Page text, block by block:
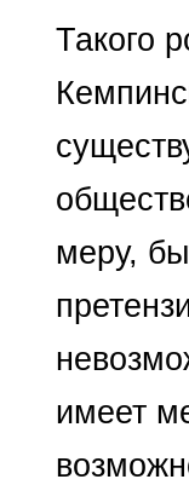
Такого
меру,
имеет